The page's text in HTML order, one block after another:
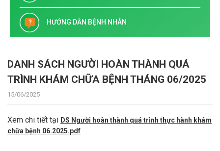
HƯỚNG DẪN BỆNH NHÂN
DANH SÁCH NGƯỜI HOÀN THÀNH QUÁ
TRÌNH KHÁM CHỮA BỆNH THÁNG 06/2025
15/06/2025
Xem chi tiết tại DS Người hoàn thành quá trình thực hành khám
chữa bệnh 06.2025.pdf